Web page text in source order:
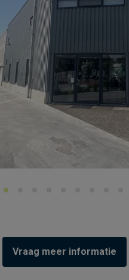
Vraag meer informatie